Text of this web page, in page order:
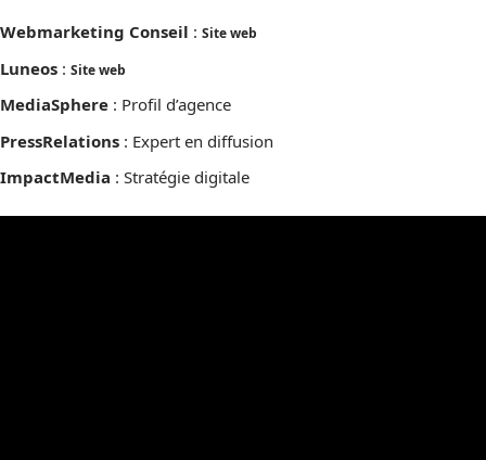
Webmarketing Conseil : Site web
Luneos : Site web
MediaSphere : Profil d’agence
PressRelations : Expert en diffusion
ImpactMedia : Stratégie digitale